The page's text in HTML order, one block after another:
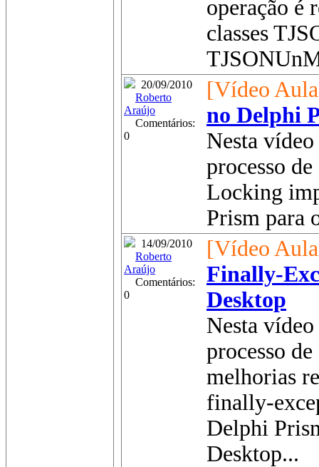
operação é
classes
20/09/2010
Roberto
Araújo
Comentários:
0
[Vídeo
no Delphi
Nesta
processo
Locking
Prism para
14/09/2010
Roberto
Araújo
Comentários:
0
[Vídeo
Finally-
Desktop
Nesta
processo
melhorias
finally-
Delphi
Desktop...